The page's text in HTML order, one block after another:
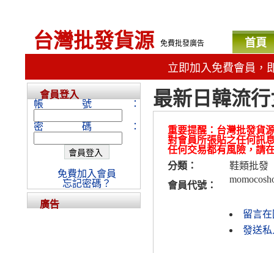
台灣批發貨源 免費批發廣告 首頁
立即加入免費會員，
最新日韓流
重要提醒：台灣批發貨
對會員所張貼之任何訊
任何交易都有風險，請
分類：
鞋類批發
會員代號：
留言
發送私
會員登入
帳號：
密碼：
免費加入會員
忘記密碼？
廣告